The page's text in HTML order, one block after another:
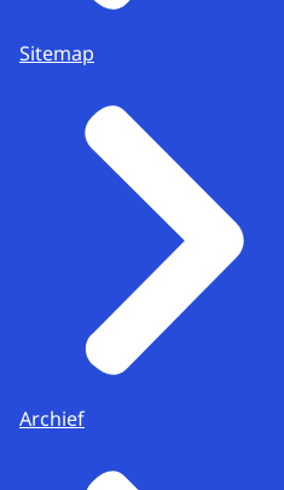
Sitemap
Archief